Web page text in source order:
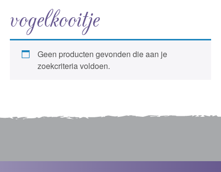
vogelkooitje
Geen producten gevonden die aan je
zoekcriteria voldoen.